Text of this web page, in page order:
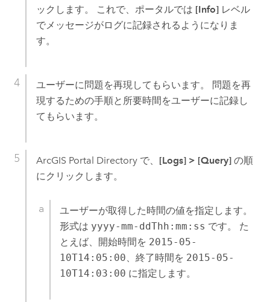
ックします。 これで、ポータルでは [Info]レベル
でメッセージがログに記録されるようになりま
す。
ユーザーに問題を再現してもらいます。 問題を再
現するための手順と所要時間をユーザーに記録し
てもらいます。
ArcGIS Portal Directory で、 [Logs] > [Query]の順
にクリックします。
ユーザーが取得した時間の値を指定します。
形式は yyyy-mm-ddThh:mm:ss です。 た
とえば、開始時間を 2015-05-
10T14:05:00 、終了時間を 2015-05-
10T14:03:00 に指定します。